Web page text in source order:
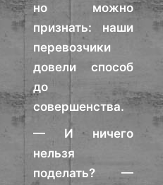
но можно
признать: наши
перевозчики
довели способ
до
совершенства.
— И ничего
нельзя
поделать? —